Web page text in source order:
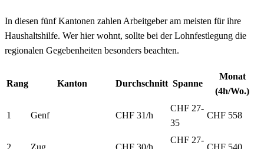
In diesen fünf Kantonen zahlen Arbeitgeber am meisten für ihre
Haushaltshilfe. Wer hier wohnt, sollte bei der Lohnfestlegung die
regionalen Gegebenheiten besonders beachten.
Rang Kanton Durchschnitt Spanne
Monat
(4h/Wo.)
1 Genf CHF 31/h
CHF 27-
35
CHF 558
CHF 27-